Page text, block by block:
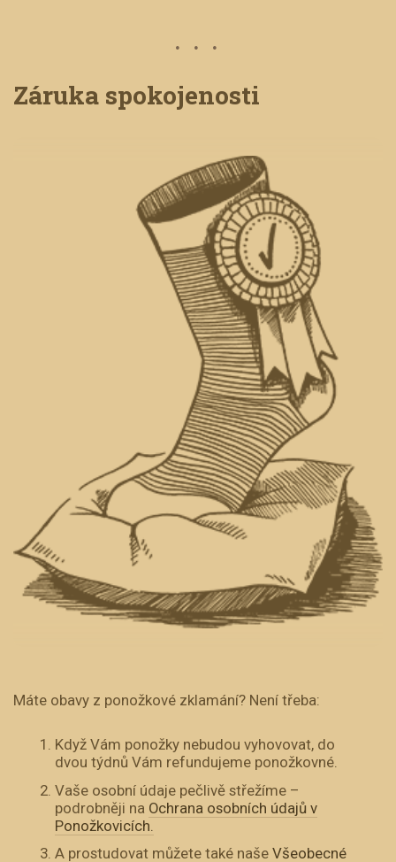
Záruka spokojenosti
Máte obavy z ponožkové zklamání? Není třeba:
Když Vám ponožky nebudou vyhovovat, do
dvou týdnů Vám refundujeme ponožkovné.
Vaše osobní údaje pečlivě střežíme –
podrobněji na Ochrana osobních údajů v
Ponožkovicích.
A prostudovat můžete také naše Všeobecné